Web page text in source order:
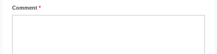
Comment *